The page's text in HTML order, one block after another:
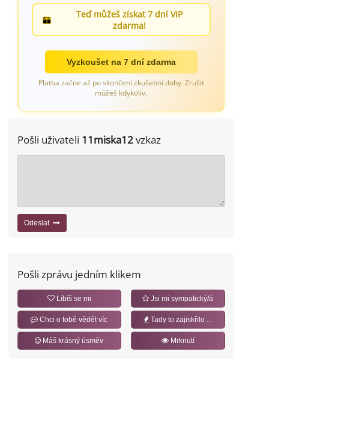
Teď můžeš získat 7 dní VIP
zdarma!
Vyzkoušet na 7 dní zdarma
Platba začne až po skončení zkušební doby. Zrušit
můžeš kdykoliv.
Pošli uživateli 11miska12vzkaz
Odeslat
Pošli zprávu jedním klikem
Líbíš se mi Jsi mi sympatický/á
Chci o tobě vědět víc Tady to zajiskřilo ...
Máš krásný úsměv Mrknutí